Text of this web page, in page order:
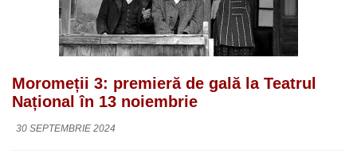
Moromeții 3: premieră de gală la Teatrul
Național în 13 noiembrie
30 SEPTEMBRIE 2024